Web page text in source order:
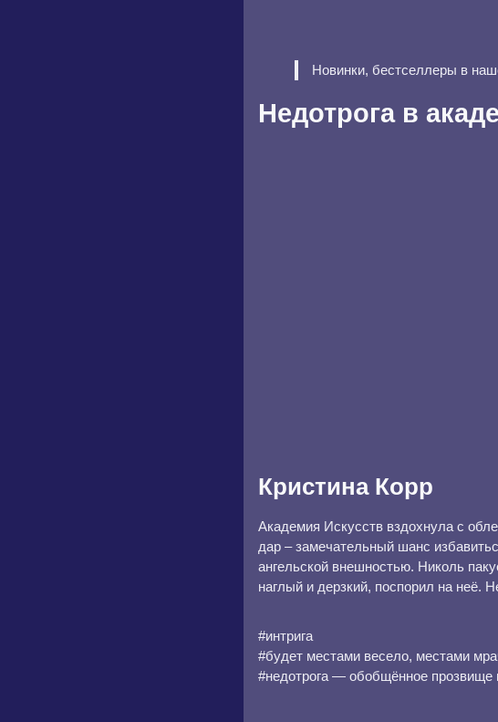
Новинки, бестселлеры в
Недотрога в
Кристина Корр
Академия Искусств вздохнула с
дар – замечательный шанс
ангельской внешностью. Николь
наглый и дерзкий, поспорил на неё.
#интрига
#будет местами весело, местами
#недотрога — обобщённое прозвище